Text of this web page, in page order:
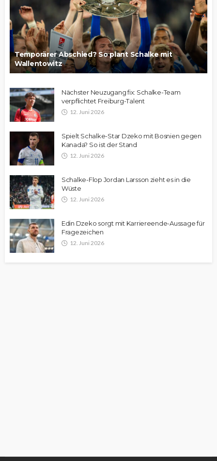
Temporärer Abschied? So plant Schalke mit
Wallentowitz
Nächster Neuzugang fix: Schalke-Team
verpflichtet Freiburg-Talent
12. Juni 2026
Spielt Schalke-Star Dzeko mit Bosnien gegen
Kanada? So ist der Stand
12. Juni 2026
Schalke-Flop Jordan Larsson zieht es in die
Wüste
12. Juni 2026
Edin Dzeko sorgt mit Karriereende-Aussage für
Fragezeichen
12. Juni 2026